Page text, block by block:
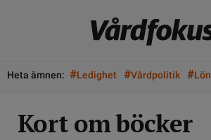
Heta ämnen: #Ledighet #Vårdpolitik #Lön
Kort om böcker